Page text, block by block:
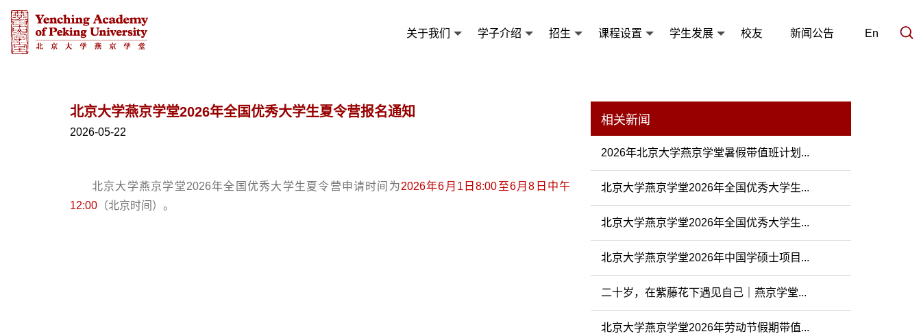
关于我们 学子介绍 招生 课程设置 学生发展 校友 新闻公告 En
北京大学燕京学堂2026年全国优秀大学生夏令营报名通知
2026-05-22
北京大学燕京学堂2026年全国优秀大学生夏令营申请时间为2026年6月1日8:00至6月8日中午
12:00 （北京时间）。
相关新闻
2026年北京大学燕京学堂暑假带值班计划...
北京大学燕京学堂2026年全国优秀大学生...
北京大学燕京学堂2026年全国优秀大学生...
北京大学燕京学堂2026年中国学硕士项目...
二十岁，在紫藤花下遇见自己｜燕京学堂...
北京大学燕京学堂2026年劳动节假期带值...